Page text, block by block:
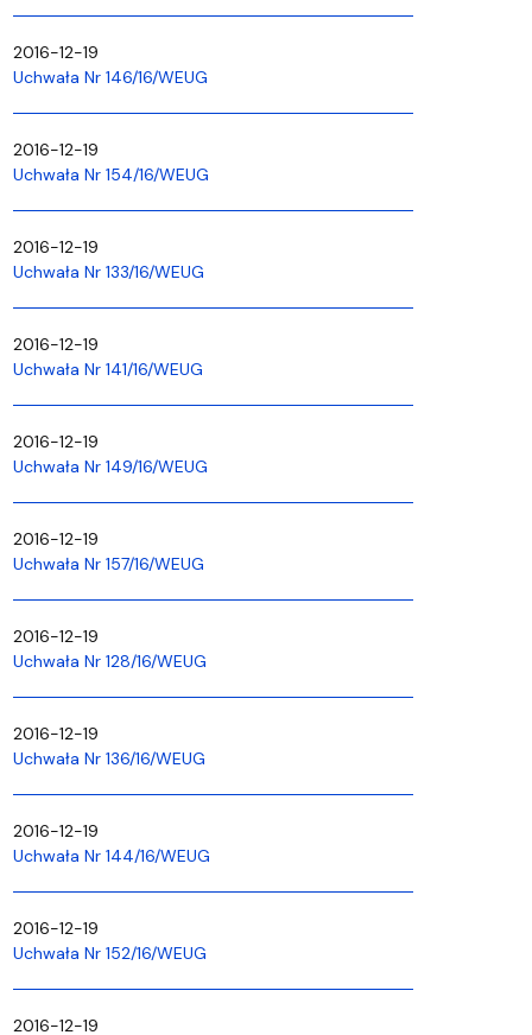
2016-12-19
Uchwała Nr 146/16/WEUG
2016-12-19
Uchwała Nr 154/16/WEUG
2016-12-19
Uchwała Nr 133/16/WEUG
2016-12-19
Uchwała Nr 141/16/WEUG
2016-12-19
Uchwała Nr 149/16/WEUG
2016-12-19
Uchwała Nr 157/16/WEUG
2016-12-19
Uchwała Nr 128/16/WEUG
2016-12-19
Uchwała Nr 136/16/WEUG
2016-12-19
Uchwała Nr 144/16/WEUG
2016-12-19
Uchwała Nr 152/16/WEUG
2016-12-19